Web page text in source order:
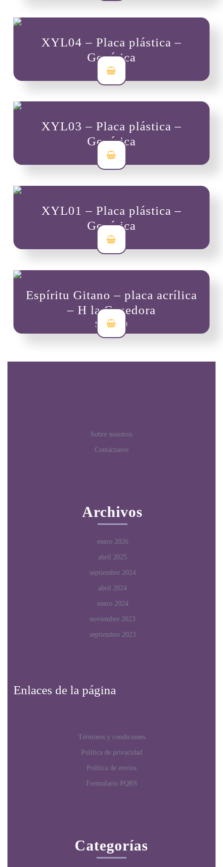
XYL04 – Placa plástica –
Genérica
7,000
XYL03 – Placa plástica –
Genérica
7,000
XYL01 – Placa plástica –
Genérica
7,000
Espíritu Gitano – placa acrílica
– H la Cosedora
$ 30,000
Sobre nosotros
Contáctanos
Archivos
enero 2026
abril 2025
septiembre 2024
abril 2024
enero 2024
noviembre 2023
septiembre 2023
Enlaces de la página
Términos y condiciones
Política de privacidad
Política de envíos
Formulario PQRS
Categorías